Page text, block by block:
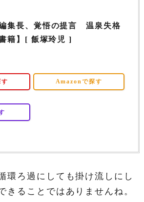
編集長、覚悟の提言 温泉失格
籍】[ 飯塚玲児 ]
Amazonで探す
環ろ過にしても掛け流しにし
きることではありませんね。